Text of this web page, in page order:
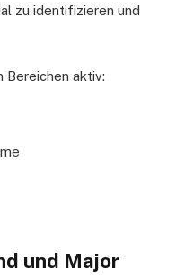
zu identifizieren und
Bereichen aktiv:
und Major